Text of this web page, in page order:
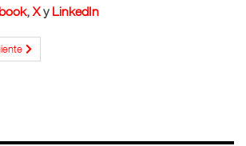
, Xy LinkedIn